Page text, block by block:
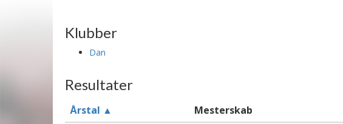
Klubber
Dan
Resultater
Årstal ▲ Mesterskab